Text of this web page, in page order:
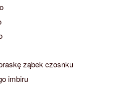
ząbek czosnku
imbiru